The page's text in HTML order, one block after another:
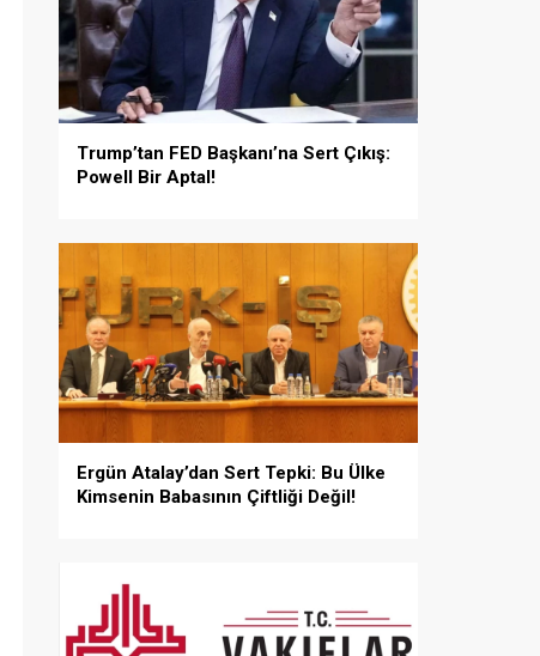
Trump’tan FED Başkanı’na Sert Çıkış:
Powell Bir Aptal!
Ergün Atalay’dan Sert Tepki: Bu Ülke
Kimsenin Babasının Çiftliği Değil!